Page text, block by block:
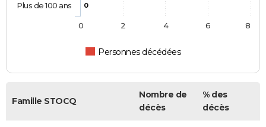
0
Personnes décédées
Plus de 100 ans
0 2 4 6 8
Famille STOCQ
Nombre de
décès
% des
décès